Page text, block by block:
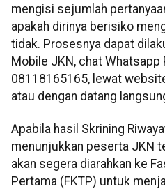
mengisi sejumlah
apakah dirinya berisiko
tidak. Prosesnya dapat
Mobile JKN, chat Whatsapp
08118165165, lewat
atau dengan datang
Apabila hasil Skrining
menunjukkan peserta JKN
akan segera diarahkan ke
Pertama (FKTP) untuk